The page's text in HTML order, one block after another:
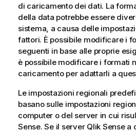
di caricamento dei dati. La
della data potrebbe essere
sistema, a causa delle
fattori. È possibile modificare i
seguenti in base alle proprie
è possibile modificare i formati
caricamento per adattarli a
Le impostazioni regionali
basano sulle impostazioni
computer o del server in cui
Sense. Se il server Qlik Sensea